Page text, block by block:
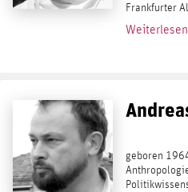
Frankfurter
als
Weiterlesen
geboren